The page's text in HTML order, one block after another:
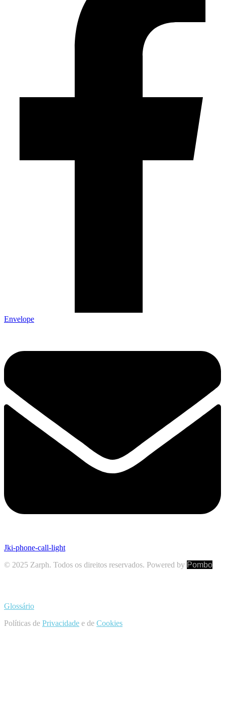
Envelope
Jki-phone-call-light
© 2025 Zarph. Todos os direitos reservados. Powered by Pombo
Glossário
Políticas de Privacidade e de Cookies